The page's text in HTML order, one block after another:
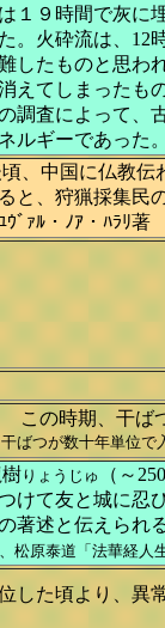
１９時間で灰に
。火砕流は、12
したものと思わ
えてしまったも
調査によって、
ルギーであった
、中国に仏教伝
と、狩猟採集民
ﾞｧﾙ・ﾉｱ・ﾊﾗﾘ著
この時期、干ば
干ばつが数十年単位
りょうじゅ
（～
けて友と城に忍
著述と伝えられ
、松原泰道「法華経人
した頃より、異